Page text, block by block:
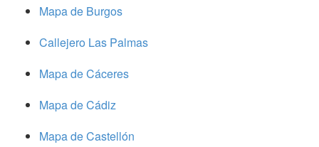
Mapa de Burgos
Callejero Las Palmas
Mapa de Cáceres
Mapa de Cádiz
Mapa de Castellón